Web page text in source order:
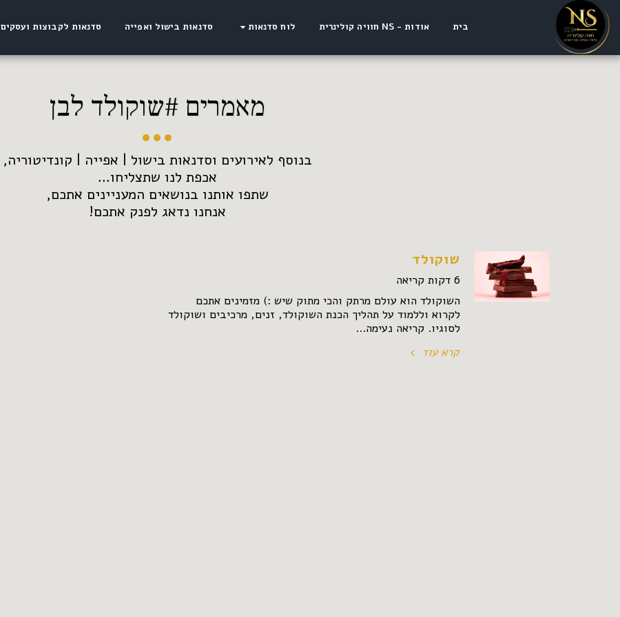
בית אודות - NS חוויה קולינרית לוח סדנאות סדנאות בישול ואפייה סדנאות לקבוצות ועסקים
מאמרים #שוקולד לבן
אנחנו נדאג לפנק אתכם!
שוקולד
6 דקות קריאה
השוקולד הוא עולם מרתק והכי מתוק שיש :) מזמינים אתכם
לקרוא וללמוד על תהליך הכנת השוקולד, זנים, מרכיבים ושוקולד
לסוגיו. קריאה נעימה...
קרא עוד